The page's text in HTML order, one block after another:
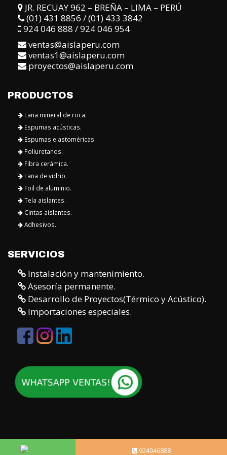
(01) 431 8856 / (01) 433 3842
924 046 888 / 924 046 954
ventas@aislaperu.com
ventas1@aislaperu.com
proyectos@aislaperu.com
Lana mineral de roca.
Espumas acústicas.
Espumas elastoméricas.
Poliuretanos.
Fibra cerámica.
Lana de vidrio.
Foil de aluminio.
Tela aislantes.
Cintas aislantes.
Adhesivos.
Instalación y mantenimiento.
Asesoría permanente.
Desarrollo de Proyectos(Térmico y Acústico).
Importaciones especiales.
924046888